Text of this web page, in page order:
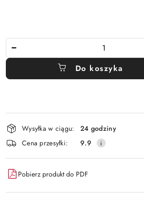
Do koszyka
Wyślij
Dostępność
i
dostawa
Wysyłka w ciągu:
24 godziny
Cena przesyłki:
9.9
Pobierz produkt do PDF